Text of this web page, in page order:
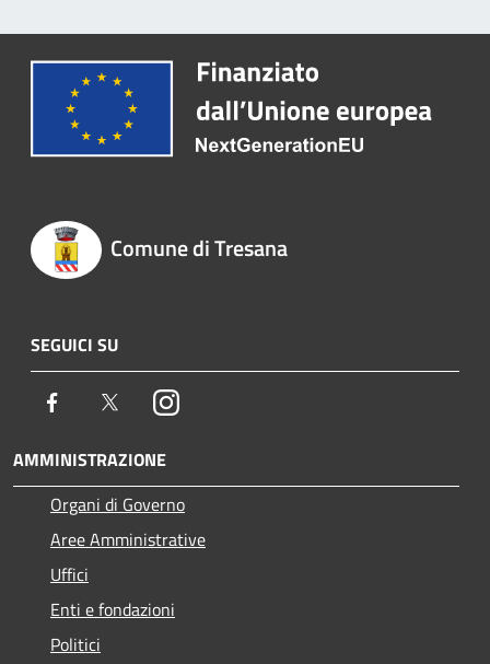
Comune di Tresana
SEGUICI SU
Facebook TwitterInstagram
AMMINISTRAZIONE
Organi di Governo
Aree Amministrative
Uffici
Enti e fondazioni
Politici